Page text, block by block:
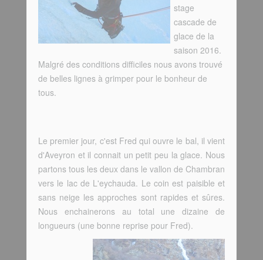
stage
cascade de
glace de la
saison 2016.
Malgré des conditions difficiles nous avons trouvé
de belles lignes à grimper pour le bonheur de
tous.
Le premier jour, c'est Fred qui ouvre le bal, il vient
d'Aveyron et il connait un petit peu la glace. Nous
partons tous les deux dans le vallon de Chambran
vers le lac de L'eychauda. Le coin est paisible et
sans neige les approches sont rapides et sûres.
Nous enchainerons au total une dizaine de
longueurs (une bonne reprise pour Fred).